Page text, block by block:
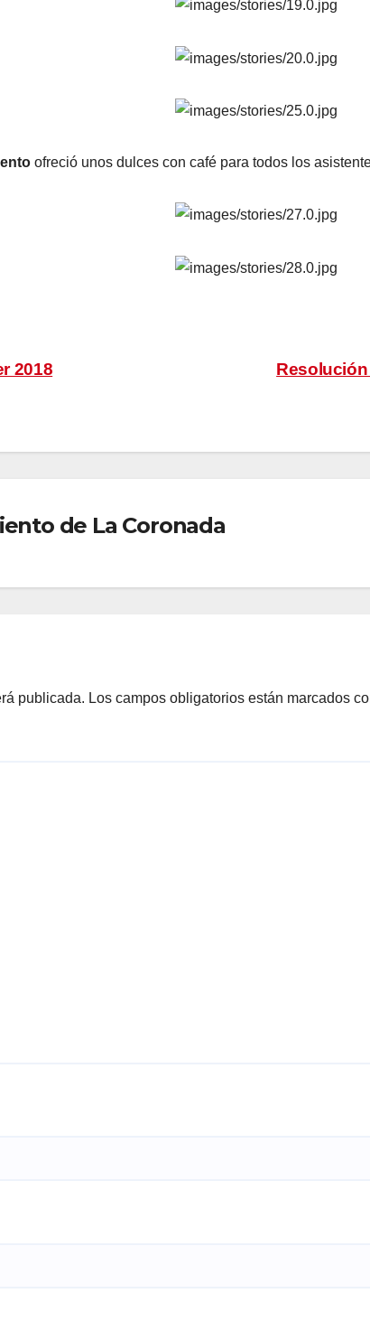
ofreció unos dulces con café para todos los
2018
de La Coronada
publicada. Los campos obligatorios están marcados